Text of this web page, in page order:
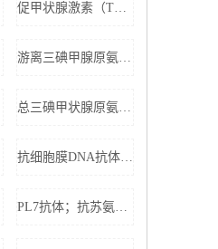
促甲状腺激素（TSH）(1)
游离三碘甲腺原氨酸（FT3）(1)
总三碘甲状腺原氨酸（TT3)(1)
抗细胞膜DNA抗体(1)
PL7抗体；抗苏氨酰tRNA合成酶(1)